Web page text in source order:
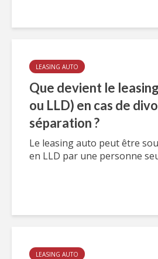
LEASING AUTO
Que devient le
ou LLD) en cas de
séparation ?
Le leasing auto peut être
en LLD par une personne
LEASING AUTO